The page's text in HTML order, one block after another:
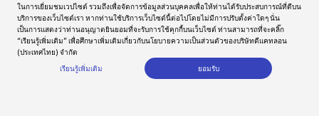
ในการเยี่ยมชมเวปไซต์ รวมถึงเพื่อจัดการข้อมูลส่วนบุคคลเพื่อให้ท่านได้รับประสบการณ์ที่ดีบน
บริการของเว็บไซต์เรา หากท่านใช้บริการเว็บไซต์นี้ต่อไปโดยไม่มีการปรับตั้งค่าใดๆ นั่น
เป็นการแสดงว่าท่านอนุญาตยินยอมที่จะรับการใช้คุกกี้บนเว็บไซต์ ท่านสามารถที่จะคลิ๊ก
“เรียนรู้เพิ่มเติม” เพื่อศึกษาเพิ่มเติมเกี่ยวกับนโยบายความเป็นส่วนตัวของบริษัทดีแคทลอน
(ประเทศไทย) จำกัด
เรียนรู้เพิ่มเติม
ยอมรับ